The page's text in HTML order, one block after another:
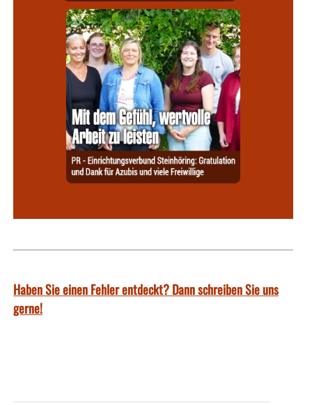
Haben Sie einen Fehler entdeckt? Dann schreiben Sie uns
gerne!